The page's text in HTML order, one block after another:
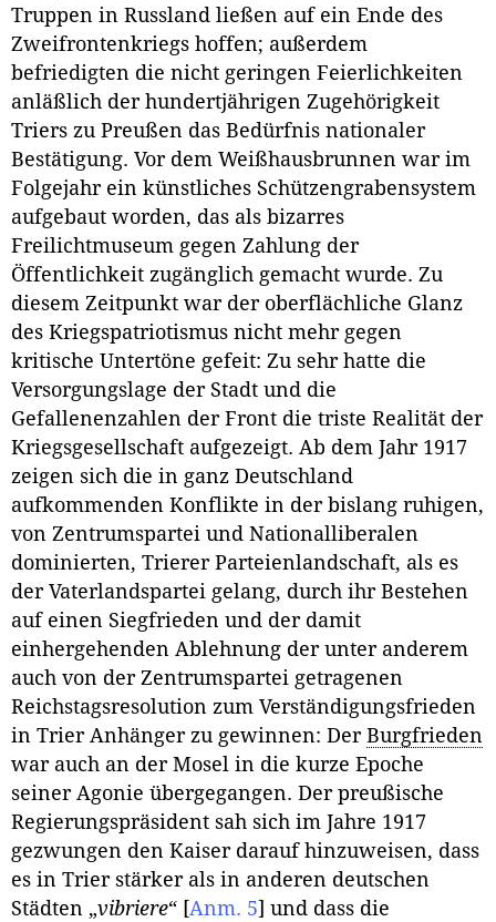
Truppen in Russland ließen auf ein Ende des
Zweifrontenkriegs hoffen; außerdem
befriedigten die nicht geringen Feierlichkeiten
anläßlich der hundertjährigen Zugehörigkeit
Triers zu Preußen das Bedürfnis nationaler
Bestätigung. Vor dem Weißhausbrunnen war im
Folgejahr ein künstliches Schützengrabensystem
aufgebaut worden, das als bizarres
Freilichtmuseum gegen Zahlung der
Öffentlichkeit zugänglich gemacht wurde. Zu
diesem Zeitpunkt war der oberflächliche Glanz
des Kriegspatriotismus nicht mehr gegen
kritische Untertöne gefeit: Zu sehr hatte die
Versorgungslage der Stadt und die
Gefallenenzahlen der Front die triste Realität der
Kriegsgesellschaft aufgezeigt. Ab dem Jahr 1917
zeigen sich die in ganz Deutschland
aufkommenden Konflikte in der bislang ruhigen,
von Zentrumspartei und Nationalliberalen
dominierten, Trierer Parteienlandschaft, als es
der Vaterlandspartei gelang, durch ihr Bestehen
auf einen Siegfrieden und der damit
einhergehenden Ablehnung der unter anderem
auch von der Zentrumspartei getragenen
Reichstagsresolution zum Verständigungsfrieden
in Trier Anhänger zu gewinnen: Der Burgfrieden
war auch an der Mosel in die kurze Epoche
seiner Agonie übergegangen. Der preußische
Regierungspräsident sah sich im Jahre 1917
gezwungen den Kaiser darauf hinzuweisen, dass
es in Trier stärker als in anderen deutschen
Städten „vibriere“ [Anm. 5] und dass die